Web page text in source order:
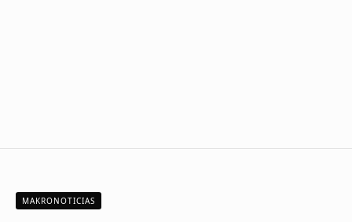
MAKRONOTICIAS